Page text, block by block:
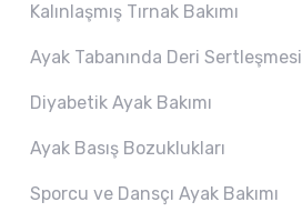
Kalınlaşmış Tırnak Bakımı
Ayak Tabanında Deri Sertleşmesi
Diyabetik Ayak Bakımı
Ayak Basış Bozuklukları
Sporcu ve Dansçı Ayak Bakımı